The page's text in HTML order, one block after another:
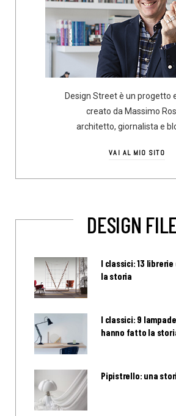
Design Street è un progetto
creato da Massimo
architetto, giornalista e
VAI AL MIO SITO
DESIGN
I classici: 13
la storia
I classici: 9
hanno fatto la
Pipistrello: una